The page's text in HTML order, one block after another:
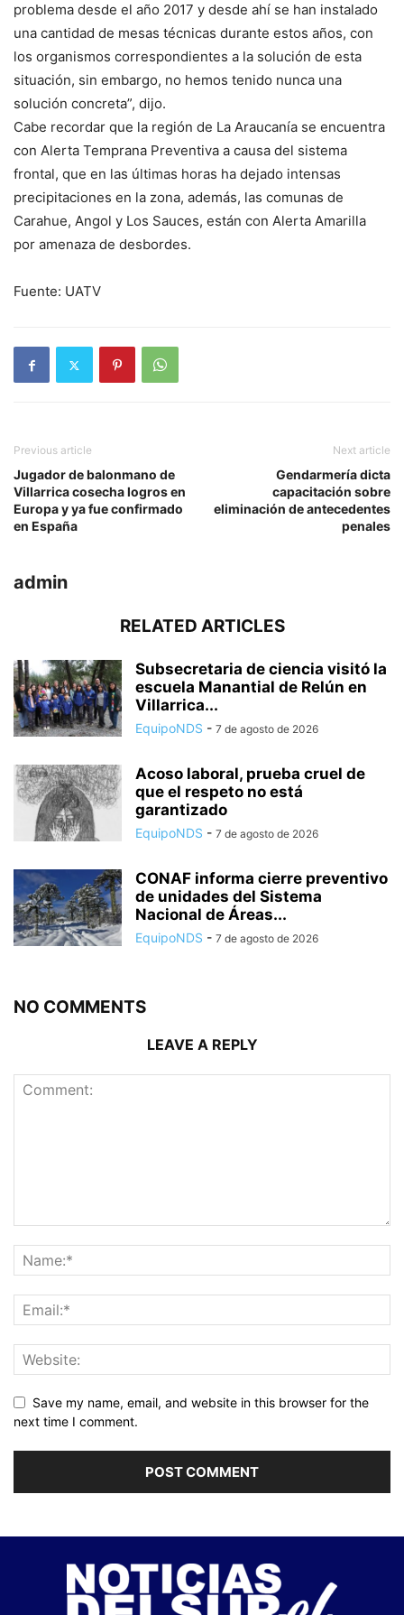
problema desde el año 2017 y desde ahí se han instalado
una cantidad de mesas técnicas durante estos años, con
los organismos correspondientes a la solución de esta
situación, sin embargo, no hemos tenido nunca una
solución concreta”, dijo.
Cabe recordar que la región de La Araucanía se encuentra
con Alerta Temprana Preventiva a causa del sistema
frontal, que en las últimas horas ha dejado intensas
precipitaciones en la zona, además, las comunas de
Carahue, Angol y Los Sauces, están con Alerta Amarilla
por amenaza de desbordes.
Fuente: UATV
Previous article
Jugador de balonmano de
Villarrica cosecha logros en
Europa y ya fue confirmado
en España
Next article
Gendarmería dicta
capacitación sobre
eliminación de antecedentes
penales
admin
RELATED ARTICLES
Subsecretaria de ciencia visitó la
escuela Manantial de Relún en
Villarrica...
EquipoNDS - 7 de agosto de 2026
Acoso laboral, prueba cruel de
que el respeto no está
garantizado
EquipoNDS - 7 de agosto de 2026
CONAF informa cierre preventivo
de unidades del Sistema
Nacional de Áreas...
EquipoNDS - 7 de agosto de 2026
NO COMMENTS
LEAVE A REPLY
Save my name, email, and website in this browser for the
next time I comment.